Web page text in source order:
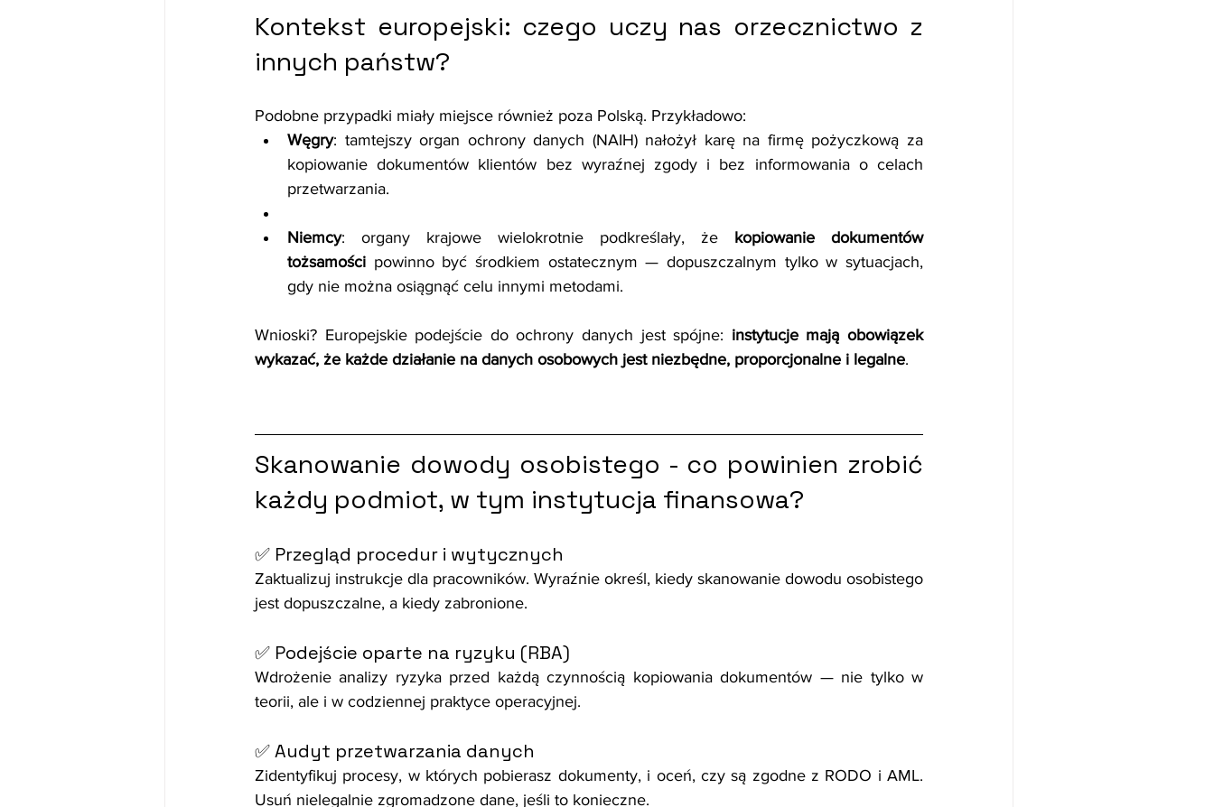
Kontekst europejski: czego uczy nas orzecznictwo z
innych państw?
Podobne przypadki miały miejsce również poza Polską. Przykładowo:
Węgry: tamtejszy organ ochrony danych (NAIH) nałożył karę na firmę pożyczkową za
kopiowanie dokumentów klientów bez wyraźnej zgody i bez informowania o celach
przetwarzania.
Niemcy: organy krajowe wielokrotnie podkreślały, że kopiowanie dokumentów
tożsamości powinno być środkiem ostatecznym — dopuszczalnym tylko w sytuacjach,
gdy nie można osiągnąć celu innymi metodami.
Wnioski? Europejskie podejście do ochrony danych jest spójne: instytucje mają obowiązek
wykazać, że każde działanie na danych osobowych jest niezbędne, proporcjonalne i legalne.
Skanowanie dowody osobistego - co powinien zrobić
każdy podmiot, w tym instytucja finansowa?
✅ Przegląd procedur i wytycznych
Zaktualizuj instrukcje dla pracowników. Wyraźnie określ, kiedy skanowanie dowodu osobistego
jest dopuszczalne, a kiedy zabronione.
✅ Podejście oparte na ryzyku (RBA)
Wdrożenie analizy ryzyka przed każdą czynnością kopiowania dokumentów — nie tylko w
teorii, ale i w codziennej praktyce operacyjnej.
✅ Audyt przetwarzania danych
Zidentyfikuj procesy, w których pobierasz dokumenty, i oceń, czy są zgodne z RODO i AML.
Usuń nielegalnie zgromadzone dane, jeśli to konieczne.